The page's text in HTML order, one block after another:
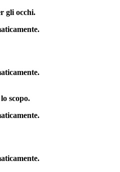
gli occhi.
scopo.